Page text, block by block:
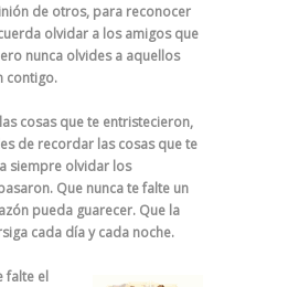
de otros, para reconocer
olvidar a los amigos que
nunca olvides a aquellos
contigo.
cosas que te entristecieron,
de recordar las cosas que te
siempre olvidar los
Que nunca te falte un
pueda guarecer. Que la
cada día y cada noche.
falte el